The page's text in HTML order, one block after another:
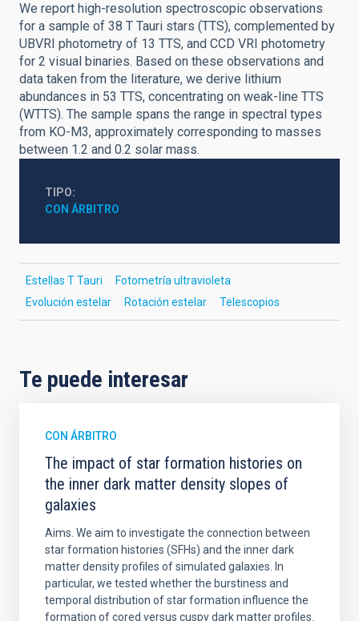
We report high-resolution spectroscopic observations
for a sample of 38 T Tauri stars (TTS), complemented by
UBVRI photometry of 13 TTS, and CCD VRI photometry
for 2 visual binaries. Based on these observations and
data taken from the literature, we derive lithium
abundances in 53 TTS, concentrating on weak-line TTS
(WTTS). The sample spans the range in spectral types
from KO-M3, approximately corresponding to masses
between 1.2 and 0.2 solar mass.
TIPO
CON ÁRBITRO
Estellas T Tauri
Fotometría ultravioleta
Evolución estelar
Rotación estelar Telescopios
Te puede interesar
CON ÁRBITRO
The impact of star formation histories on
the inner dark matter density slopes of
galaxies
Aims. We aim to investigate the connection between
star formation histories (SFHs) and the inner dark
matter density profiles of simulated galaxies. In
particular, we tested whether the burstiness and
temporal distribution of star formation influence the
formation of cored versus cuspy dark matter profiles.